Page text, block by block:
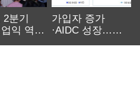
2분기
익 역대
가입자 증가
·AIDC 성장…